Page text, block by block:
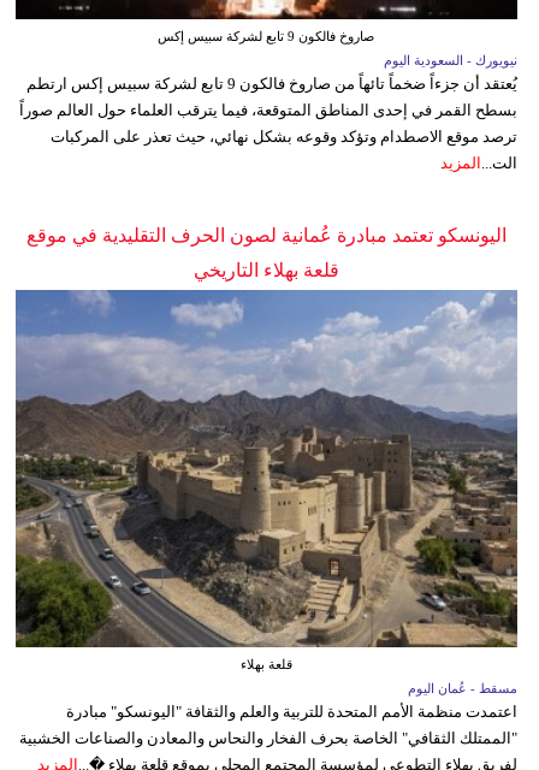
صاروخ فالكون 9 تابع لشركة سبيس إكس
نيويورك - السعودية اليوم
يُعتقد أن جزءاً ضخماً تائهاً من صاروخ فالكون 9 تابع لشركة سبيس إكس ارتطم
بسطح القمر في إحدى المناطق المتوقعة، فيما يترقب العلماء حول العالم صوراً
ترصد موقع الاصطدام وتؤكد وقوعه بشكل نهائي، حيث تعذر على المركبات
الت... المزيد
اليونسكو تعتمد مبادرة عُمانية لصون الحرف التقليدية في موقع
قلعة بهلاء التاريخي
قلعة بهلاء
مسقط - عُمان اليوم
اعتمدت منظمة الأمم المتحدة للتربية والعلم والثقافة "اليونسكو" مبادرة
"الممتلك الثقافي" الخاصة بحرف الفخار والنحاس والمعادن والصناعات الخشبية
لفريق بهلاء التطوعي لمؤسسة المجتمع المحلي بموقع قلعة بهلاء �... المزيد